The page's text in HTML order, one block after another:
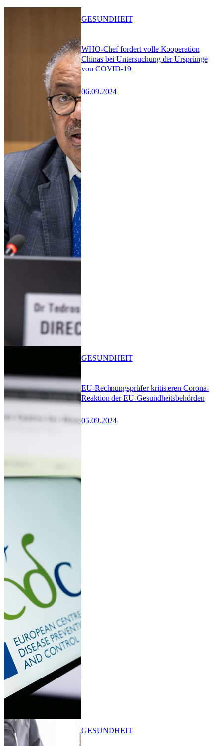
WHO-Chef fordert volle Kooperation
Chinas bei Untersuchung der Ursprünge
von COVID-19
06.09.2024
GESUNDHEIT
EU-Rechnungsprüfer kritisieren Corona-
Reaktion der EU-Gesundheitsbehörden
05.09.2024
GESUNDHEIT
GESUNDHEIT